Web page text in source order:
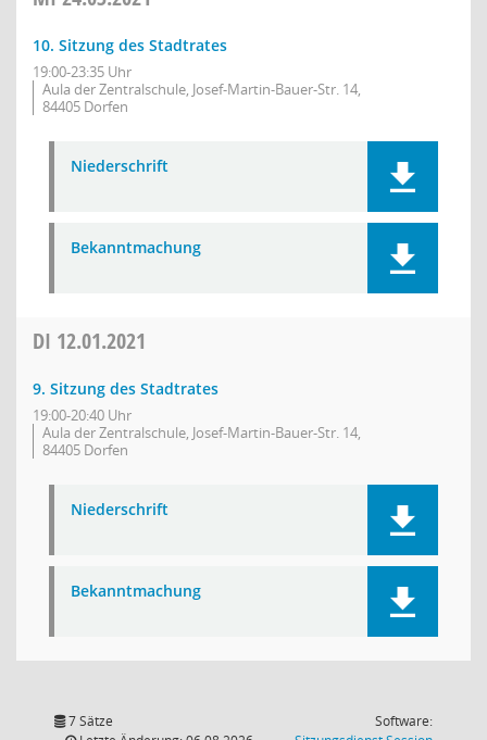
10. Sitzung des Stadtrates
19:00-23:35 Uhr
Aula der Zentralschule, Josef-Martin-Bauer-Str. 14,
84405 Dorfen
Niederschrift
Bekanntmachung
DI 12.01.2021
9. Sitzung des Stadtrates
19:00-20:40 Uhr
Aula der Zentralschule, Josef-Martin-Bauer-Str. 14,
84405 Dorfen
Niederschrift
Bekanntmachung
7 Sätze
Software: